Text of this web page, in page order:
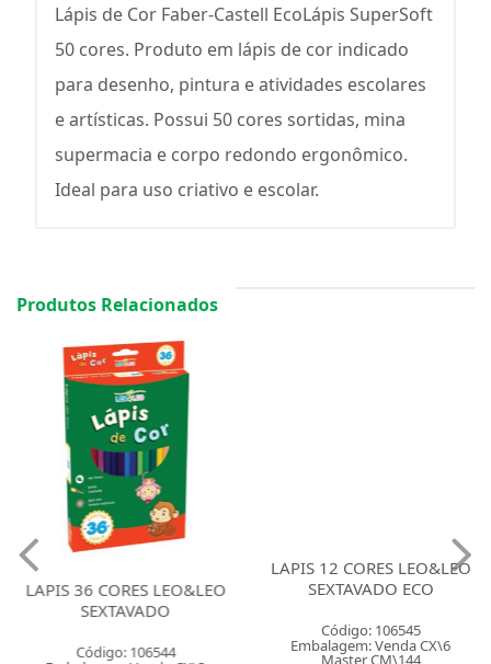
Lápis de Cor Faber-Castell EcoLápis SuperSoft
50 cores. Produto em lápis de cor indicado
para desenho, pintura e atividades escolares
e artísticas. Possui 50 cores sortidas, mina
supermacia e corpo redondo ergonômico.
Ideal para uso criativo e escolar.
Produtos Relacionados
LAPIS 36 CORES LEO&LEO
SEXTAVADO
Código: 106544
LAPIS 12 CORES LEO&LEO
Código: 106545